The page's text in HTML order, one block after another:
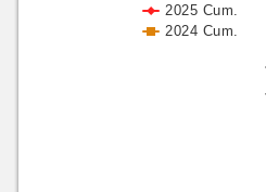
2025 Cum.
2024 Cum.